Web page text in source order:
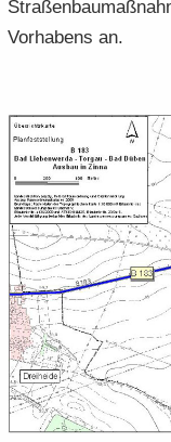
Vor­ha­bens an.